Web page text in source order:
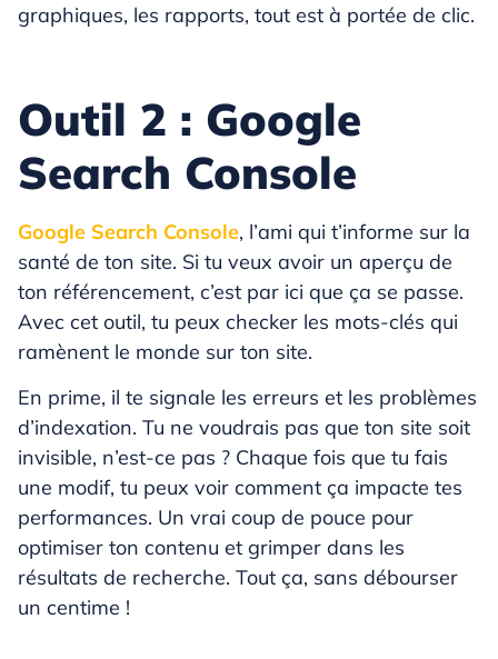
graphiques, les rapports, tout est à portée de clic.
Outil 2 : Google
Search Console
Google Search Console, l’ami qui t’informe sur la
santé de ton site. Si tu veux avoir un aperçu de
ton référencement, c’est par ici que ça se passe.
Avec cet outil, tu peux checker les mots-clés qui
ramènent le monde sur ton site.
En prime, il te signale les erreurs et les problèmes
d’indexation. Tu ne voudrais pas que ton site soit
invisible, n’est-ce pas ? Chaque fois que tu fais
une modif, tu peux voir comment ça impacte tes
performances. Un vrai coup de pouce pour
optimiser ton contenu et grimper dans les
résultats de recherche. Tout ça, sans débourser
un centime !